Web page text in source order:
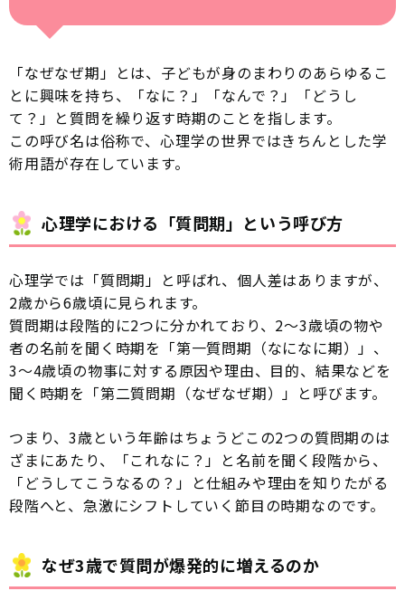
「なぜなぜ期」とは、子どもが身のまわりのあらゆるこ
とに興味を持ち、「なに？」「なんで？」「どうし
て？」と質問を繰り返す時期のことを指します。
この呼び名は俗称で、心理学の世界ではきちんとした学
術用語が存在しています。
心理学における「質問期」という呼び方
心理学では「質問期」と呼ばれ、個人差はありますが、
2歳から6歳頃に見られます。
質問期は段階的に2つに分かれており、2〜3歳頃の物や
者の名前を聞く時期を「第一質問期（なになに期）」、
3〜4歳頃の物事に対する原因や理由、目的、結果などを
聞く時期を「第二質問期（なぜなぜ期）」と呼びます。
つまり、3歳という年齢はちょうどこの2つの質問期のは
ざまにあたり、「これなに？」と名前を聞く段階から、
「どうしてこうなるの？」と仕組みや理由を知りたがる
段階へと、急激にシフトしていく節目の時期なのです。
なぜ3歳で質問が爆発的に増えるのか